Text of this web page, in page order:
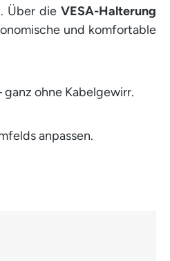
Über dieVESA-Halterung
und komfortable
ohne Kabelgewirr.
anpassen.